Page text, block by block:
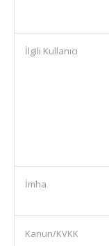
İlgili Kullanıcı
İmha
Kanun/KVKK